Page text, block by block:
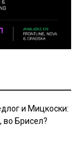
и Мицкоски:
во Брисел?